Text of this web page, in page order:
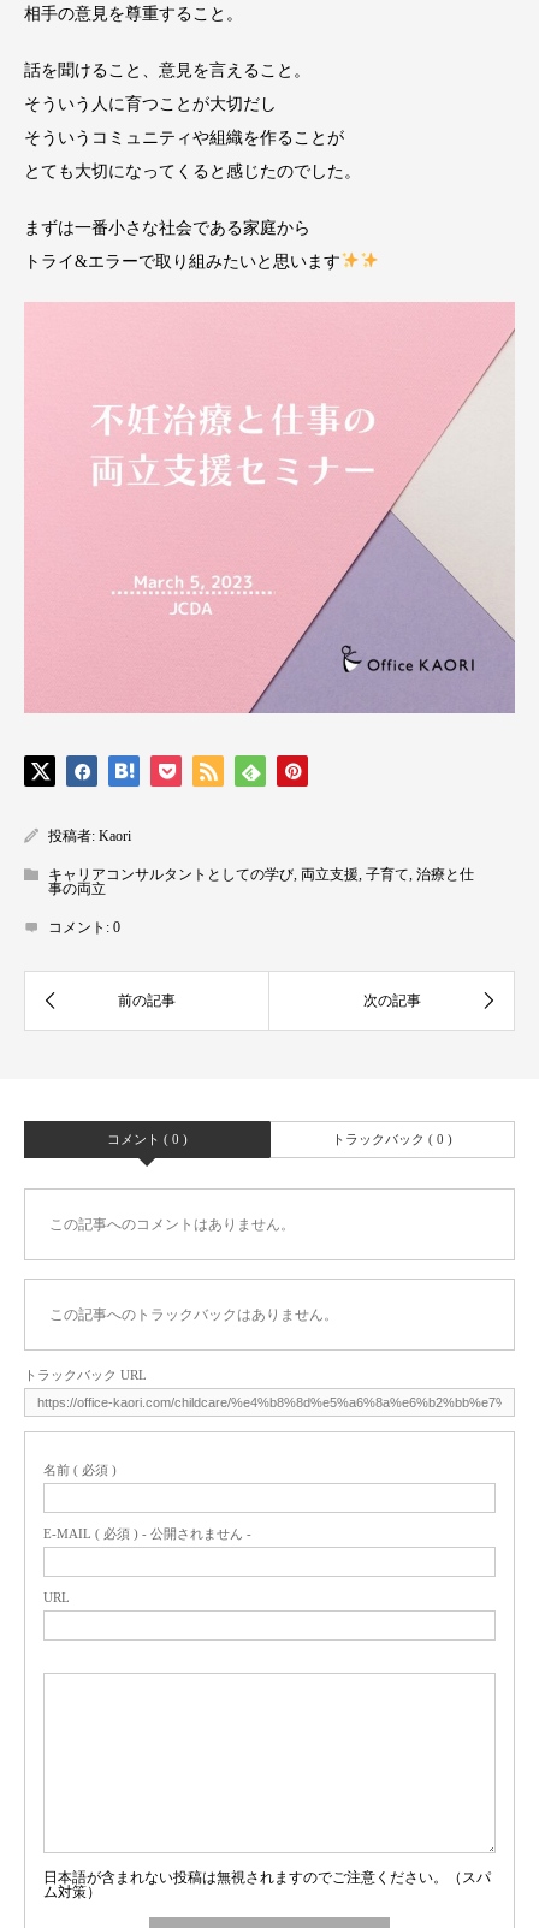
相手の意見を尊重すること。
話を聞けること、意見を言えること。
そういう人に育つことが大切だし
そういうコミュニティや組織を作ることが
とても大切になってくると感じたのでした。
まずは一番小さな社会である家庭から
トライ&エラーで取り組みたいと思います
投稿者: Kaori
キャリアコンサルタントとしての学び, 両立支援, 子育て, 治療と仕
事の両立
コメント: 0
コメント ( 0 ) トラックバック ( 0 )
この記事へのコメントはありません。
この記事へのトラックバックはありません。
トラックバック URL
名前 ( 必須 )
E-MAIL ( 必須 ) - 公開されません -
URL
日本語が含まれない投稿は無視されますのでご注意ください。（スパ
ム対策）